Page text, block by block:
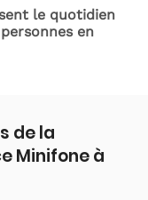
le quotidien
en
de la
Minifone à